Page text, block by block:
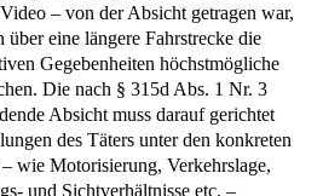
– von der Absicht getragen war,
über eine längere Fahrstrecke die
Gegebenheiten höchstmögliche
Die nach § 315d Abs. 1 Nr. 3
Absicht muss darauf gerichtet
des Täters unter den konkreten
wie Motorisierung, Verkehrslage,
und Sichtverhältnisse etc. –